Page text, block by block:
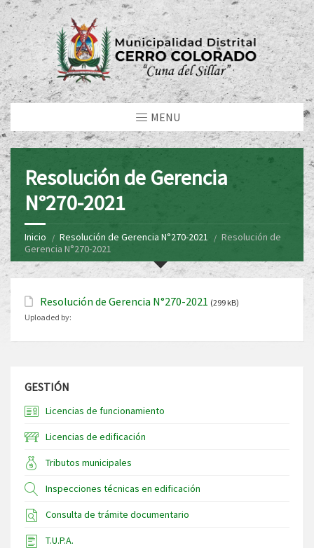
MENU
Resolución de Gerencia
N°270-2021
Inicio Resolución de Gerencia N°270-2021
Resolución de
Gerencia N°270-2021
Resolución de Gerencia N°270-2021 (299 kB)
Uploaded by:
GESTIÓN
Licencias de funcionamiento
Licencias de edificación
Tributos municipales
Inspecciones técnicas en edificación
Consulta de trámite documentario
T.U.P.A.